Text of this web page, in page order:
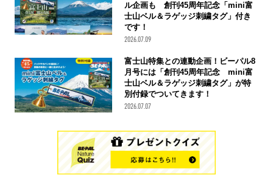
ル企画も 創刊45周年記念「mini富
士山ベル＆ラゲッジ刺繍タグ」付き
です！
2026.07.09
富士山特集との連動企画！ビーパル8
月号には「創刊45周年記念 mini富
士山ベル＆ラゲッジ刺繍タグ」が特
別付録でついてきます！
2026.07.07